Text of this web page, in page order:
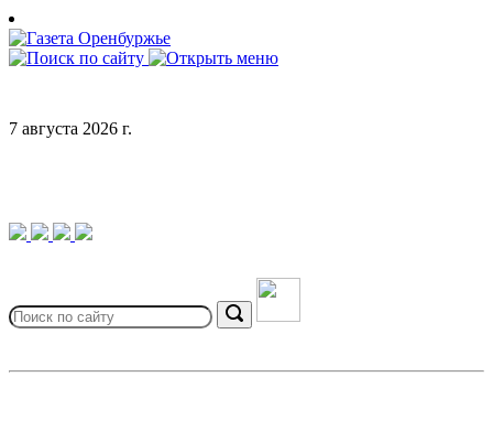
Skip
to
content
7 августа 2026 г.
for:
Search